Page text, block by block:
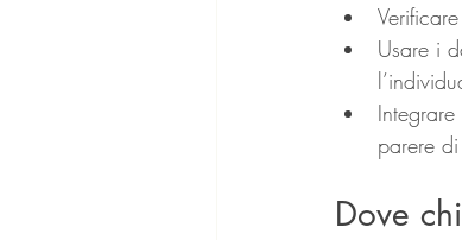
Usare i
parere
Dove